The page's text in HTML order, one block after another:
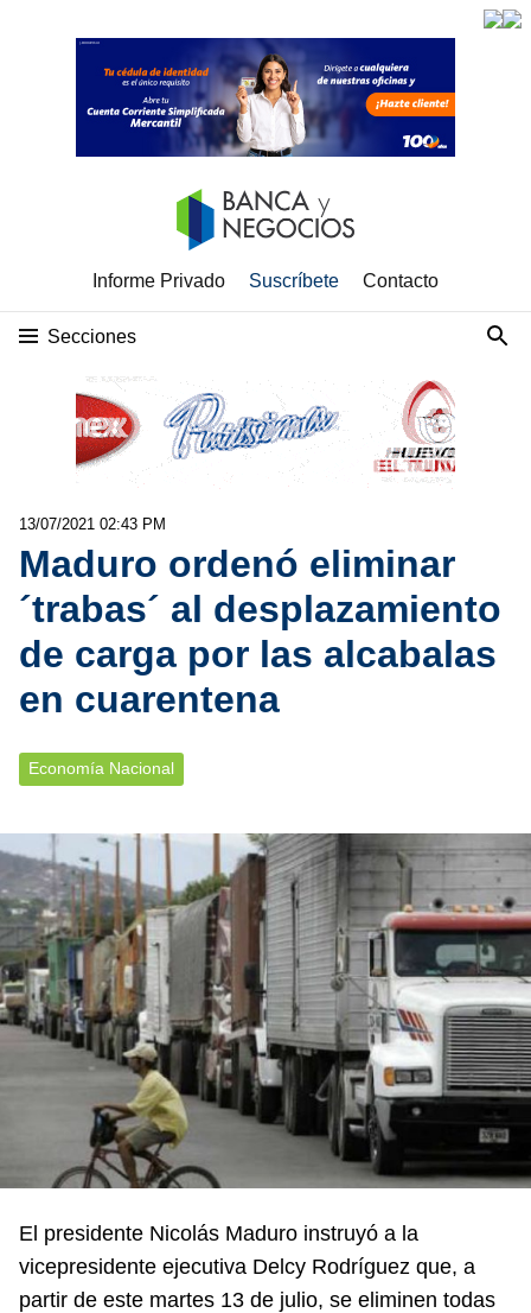
Informe Privado Suscríbete Contacto
Secciones
13/07/2021 02:43 PM
Maduro ordenó eliminar
´trabas´ al desplazamiento
de carga por las alcabalas
en cuarentena
Economía Nacional
El presidente Nicolás Maduro instruyó a la
vicepresidente ejecutiva Delcy Rodríguez que, a
partir de este martes 13 de julio, se eliminen todas